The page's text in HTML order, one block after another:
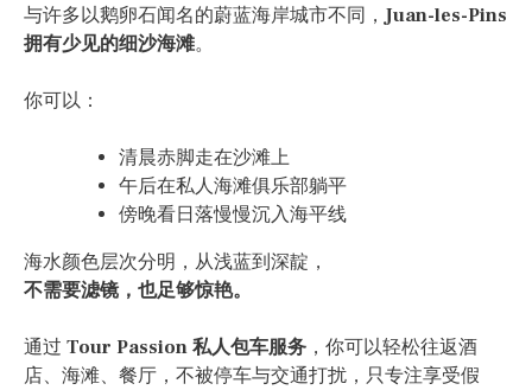
与许多以鹅卵石闻名的蔚蓝海岸城市不同，Juan-les-Pins
拥有少见的细沙海滩。
你可以：
清晨赤脚走在沙滩上
午后在私人海滩俱乐部躺平
傍晚看日落慢慢沉入海平线
海水颜色层次分明，从浅蓝到深靛，
不需要滤镜，也足够惊艳。
通过 Tour Passion 私人包车服务 ，你可以轻松往返酒
店、海滩、餐厅，不被停车与交通打扰，只专注享受假